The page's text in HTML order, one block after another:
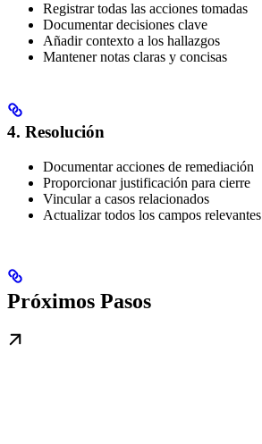
Registrar todas las acciones tomadas
Documentar decisiones clave
Añadir contexto a los hallazgos
Mantener notas claras y concisas
4. Resolución
Documentar acciones de remediación
Proporcionar justificación para cierre
Vincular a casos relacionados
Actualizar todos los campos relevantes
Próximos Pasos